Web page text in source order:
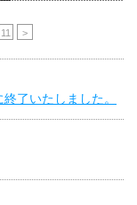
11 >
了いたしました。